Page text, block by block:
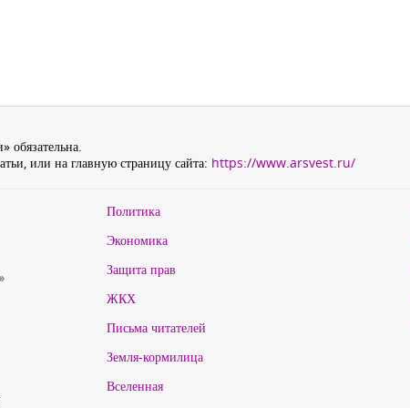
обязательна.
или на главную страницу сайта: https://www.arsvest.ru/
Политика
Экономика
Защита прав
ЖКХ
Письма читателей
Земля-кормилица
Вселенная